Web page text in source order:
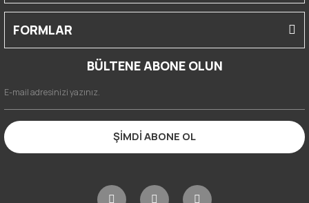
FORMLAR
BÜLTENE ABONE OLUN
ŞİMDİ ABONE OL